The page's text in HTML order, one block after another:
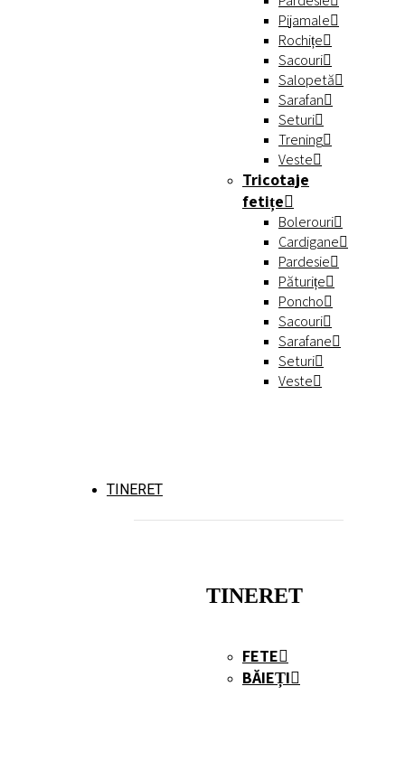
Pijamale
Rochițe
Sacouri
Salopetă
Sarafan
Seturi
Trening
Veste
Tricotaje
fetițe
Bolerouri
Cardigane
Pardesie
Păturițe
Poncho
Sacouri
Sarafane
Seturi
Veste
TINERET
TINERET
FETE
BĂIEȚI